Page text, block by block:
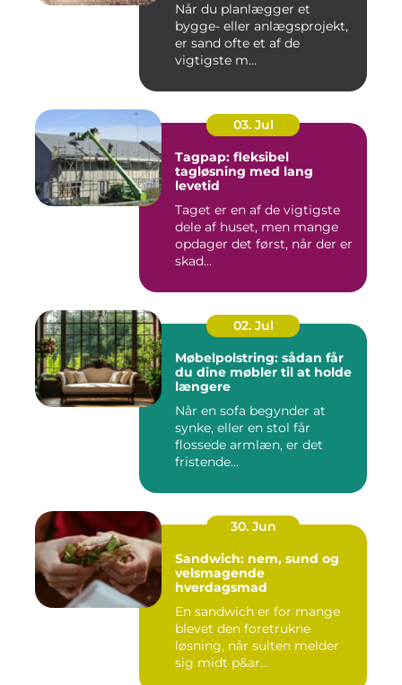
Når du planlægger et
bygge- eller anlægsprojekt,
er sand ofte et af de
vigtigste m...
03. Jul
Tagpap: fleksibel
tagløsning med lang
levetid
Taget er en af de vigtigste
dele af huset, men mange
opdager det først, når der er
skad...
02. Jul
Møbelpolstring: sådan får
du dine møbler til at holde
længere
Når en sofa begynder at
synke, eller en stol får
flossede armlæn, er det
fristende...
30. Jun
Sandwich: nem, sund og
velsmagende
hverdagsmad
En sandwich er for mange
blevet den foretrukne
løsning, når sulten melder
sig midt p&ar...